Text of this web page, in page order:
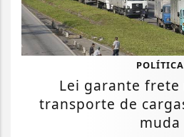
POLÍTICA
Lei garante
transporte de
muda